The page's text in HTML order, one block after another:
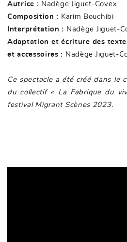
Autrice : Nadège Jiguet-Covex
Composition : Karim Bouchibi
Interprétation : Nadège Jiguet-
Adaptation et écriture des
et accessoires : Nadège Jiguet-
Ce spectacle a été créé dans le
du collectif « La Fabrique du
festival Migrant Scènes 2023.